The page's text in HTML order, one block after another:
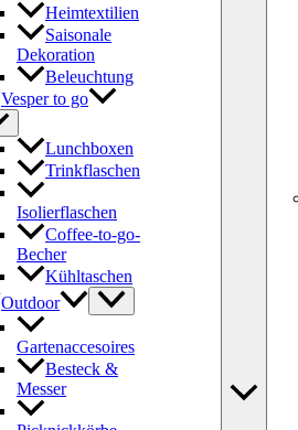
Heimtextilien
Saisonale
Dekoration
Beleuchtung
Vesper to go
Lunchboxen
Trinkflaschen
Isolierflaschen
Coffee-to-go-
Becher
Kühltaschen
Outdoor
Gartenaccesoires
Besteck &
Messer